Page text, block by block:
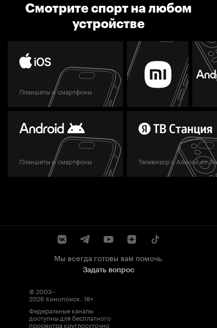
Смотрите спорт на любом
устройстве
Планшеты и смартфоны
Планшеты и смартфоны Телевизор с Алисой от
Мы всегда готовы вам помочь.
Задать вопрос
© 2003–
2026 Кинопоиск. 18+
Федеральные каналы
доступны для бесплатного
просмотра круглосуточно